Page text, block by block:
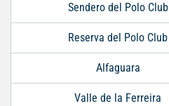
Sendero del Polo Club
Reserva del Polo Club
Alfaguara
Valle de la Ferreira